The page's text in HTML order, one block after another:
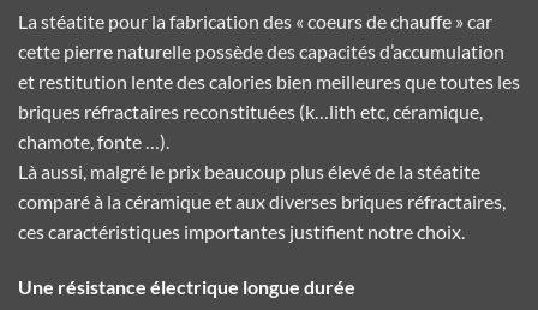
La stéatite pour la fabrication des « coeurs de chauffe » car
cette pierre naturelle possède des capacités d’accumulation
et restitution lente des calories bien meilleures que toutes les
briques réfractaires reconstituées (k…lith etc, céramique,
chamote, fonte …).
Là aussi, malgré le prix beaucoup plus élevé de la stéatite
comparé à la céramique et aux diverses briques réfractaires,
ces caractéristiques importantes justifient notre choix.
Une résistance électrique longue durée